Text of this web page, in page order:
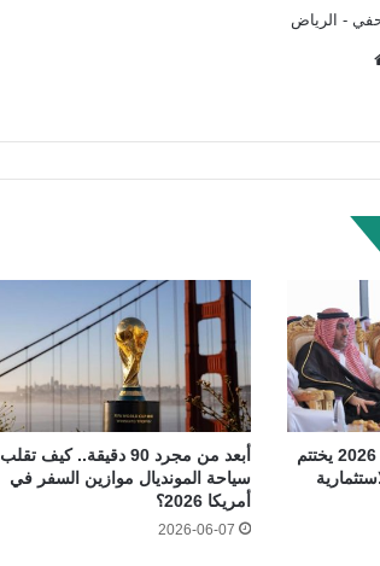
- الرياض
ب
منتدى الاستثمار في بيشة 2026 يختتم
أبعد من مجرد 90 دقيقة.. كيف تقلب
سياحة المونديال موازين السفر في
أمريكا 2026؟
2026-06-07